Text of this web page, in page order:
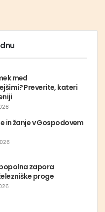
med
Preverite, kateri
in žanje v Gospodovem
zapora
proge